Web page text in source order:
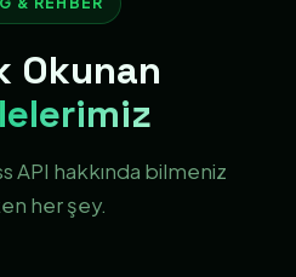
Okunan
API hakkında bilmeniz
her şey.